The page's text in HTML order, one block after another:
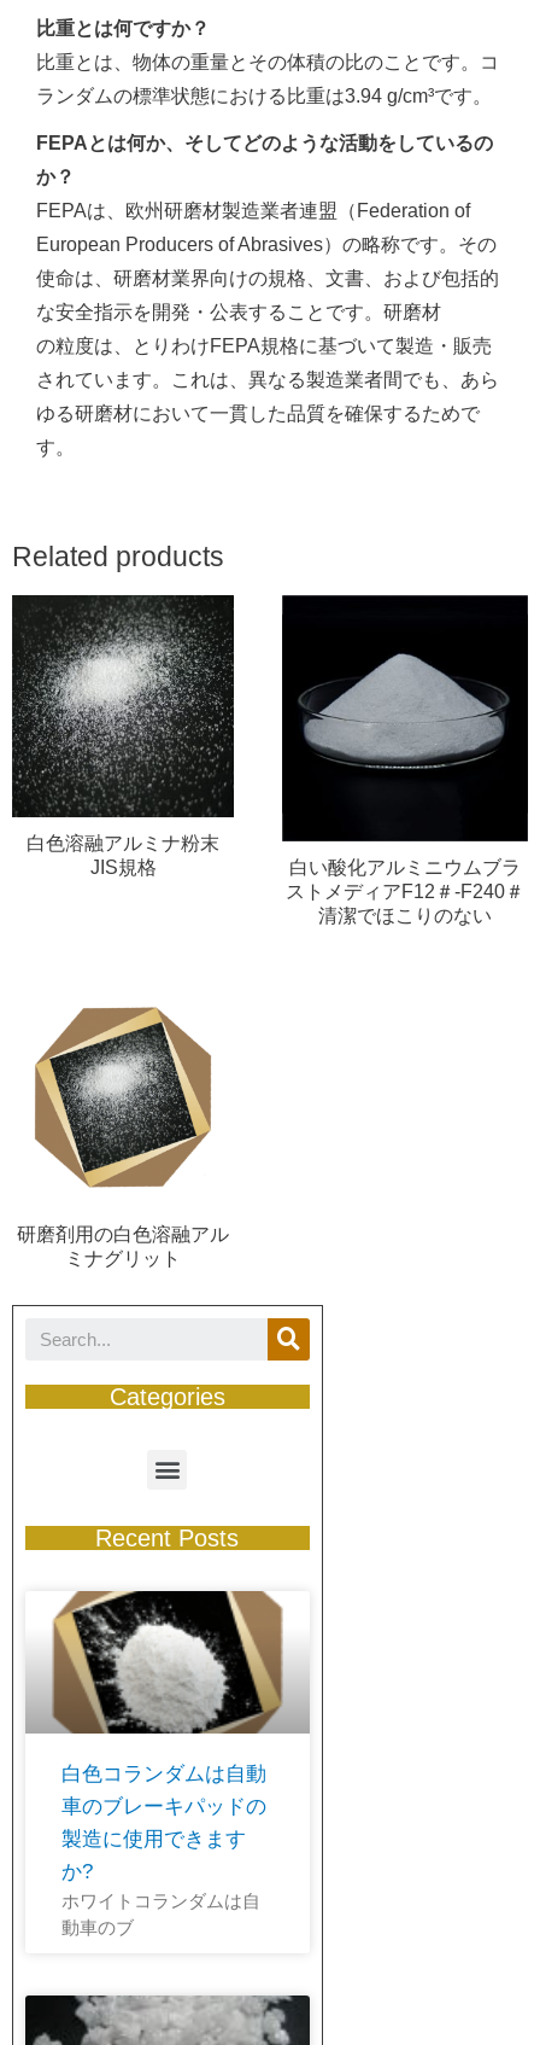
比重とは何ですか？
比重とは、物体の重量とその体積の比のことです。コ
ランダムの標準状態における比重は3.94 g/cm³です。
FEPAとは何か、そしてどのような活動をしているの
か？
FEPAは、欧州研磨材製造業者連盟（Federation of
European Producers of Abrasives）の略称です。その
使命は、研磨材業界向けの規格、文書、および包括的
な安全指示を開発・公表することです。研磨材
の粒度は、とりわけFEPA規格に基づいて製造・販売
されています。これは、異なる製造業者間でも、あら
ゆる研磨材において一貫した品質を確保するためで
す。
Related products
白色溶融アルミナ粉末
JIS規格
白い酸化アルミニウムブラ
ストメディアF12＃-F240＃
清潔でほこりのない
研磨剤用の白色溶融アル
ミナグリット
Categories
Recent Posts
白色コランダムは自動
車のブレーキパッドの
製造に使用できます
か?
ホワイトコランダムは自
動車のブ